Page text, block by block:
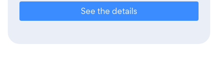
See the details